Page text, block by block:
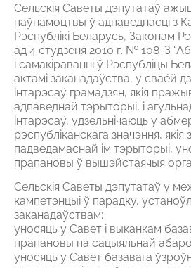
Сельскія Саветы дэпутатаў
паўнамоцтвы ў адпаведнасці з
Рэспублікі Беларусь, Законам
ад 4 студзеня 2010 г. № 108-З
і самакіраванні ў Рэспубліцы
актамі заканадаўства, у сваёй
інтарэсаў грамадзян, якія
адпаведнай тэрыторыі, і
інтарэсаў, удзельнічаюць у
рэспубліканскага значэння,
падведамаснай ім тэрыторыі,
прапановы ў вышэйстаячыя
Сельскія Саветы дэпутатаў у
кампетэнцыі ў парадку,
заканадаўствам:
уносяць у Савет і выканкам
прапановы па сацыяльнай
уносяць у Савет базавага